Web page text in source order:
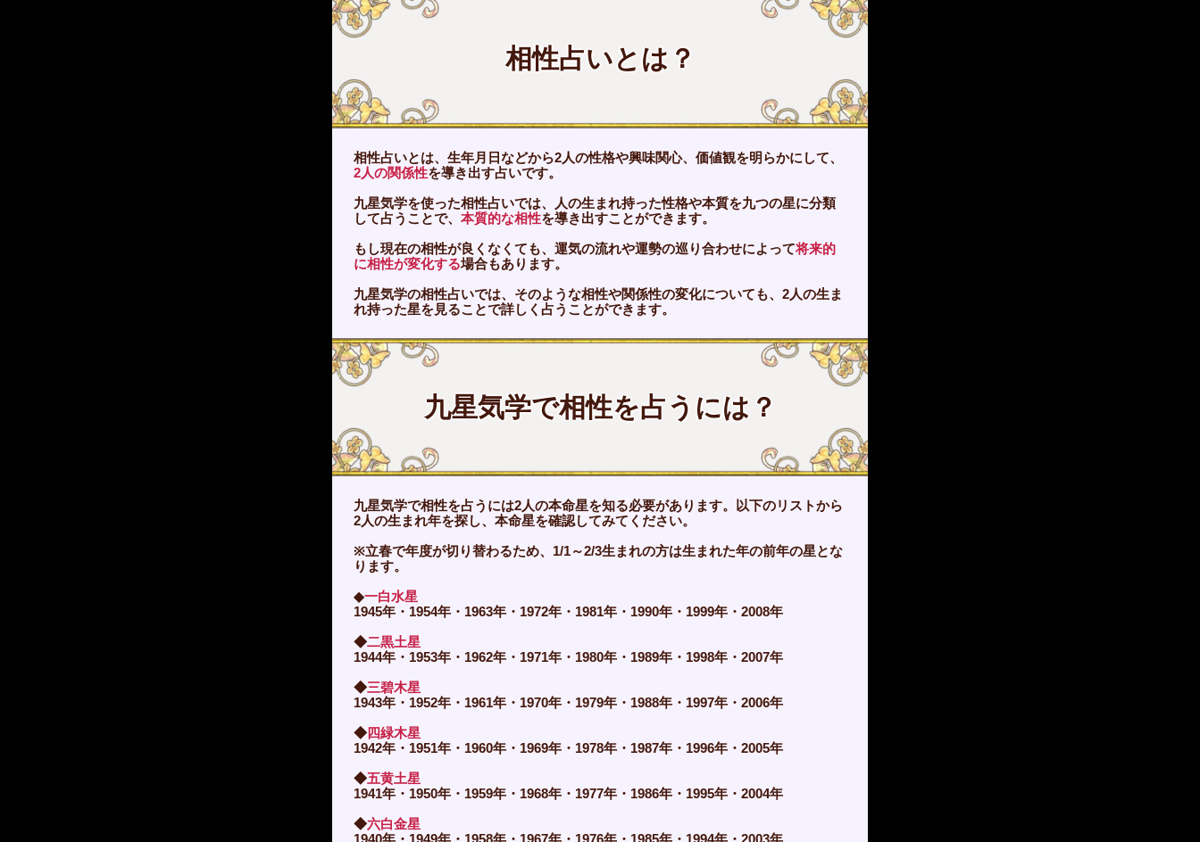
相性占いとは？
相性占いとは、生年月日などから2人の性格や興味関心、価値観を明らかにして、
2人の関係性を導き出す占いです。
九星気学を使った相性占いでは、人の生まれ持った性格や本質を九つの星に分類
して占うことで、 本質的な相性を導き出すことができます。
もし現在の相性が良くなくても、運気の流れや運勢の巡り合わせによって将来的
に相性が変化する場合もあります。
九星気学の相性占いでは、そのような相性や関係性の変化についても、2人の生ま
れ持った星を見ることで詳しく占うことができます。
九星気学で相性を占うには？
九星気学で相性を占うには2人の本命星を知る必要があります。以下のリストから
2人の生まれ年を探し、本命星を確認してみてください。
※立春で年度が切り替わるため、1/1～2/3生まれの方は生まれた年の前年の星とな
ります。
◆一白水星
1945年・1954年・1963年・1972年・1981年・1990年・1999年・2008年
◆二黒土星
1944年・1953年・1962年・1971年・1980年・1989年・1998年・2007年
◆三碧木星
1943年・1952年・1961年・1970年・1979年・1988年・1997年・2006年
◆四緑木星
1942年・1951年・1960年・1969年・1978年・1987年・1996年・2005年
◆五黄土星
1941年・1950年・1959年・1968年・1977年・1986年・1995年・2004年
◆六白金星